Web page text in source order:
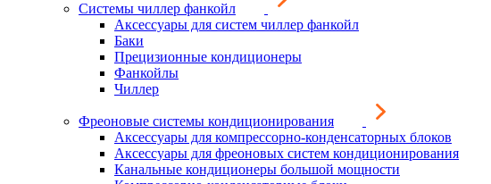
Системы чиллер фанкойл
Аксессуары для систем чиллер фанкойл
Баки
Прецизионные кондиционеры
Фанкойлы
Чиллер
Фреоновые системы кондиционирования
Аксессуары для компрессорно-конденсаторных блоков
Аксессуары для фреоновых систем кондиционирования
Канальные кондиционеры большой мощности